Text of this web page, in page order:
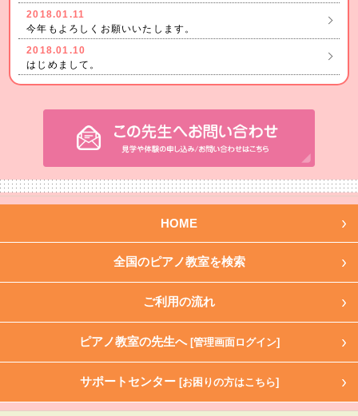
2018.01.11
今年もよろしくお願いいたします。
2018.01.10
はじめまして。
HOME
全国のピアノ教室を検索
ご利用の流れ
ピアノ教室の先生へ [管理画面ログイン]
サポートセンター [お困りの方はこちら]